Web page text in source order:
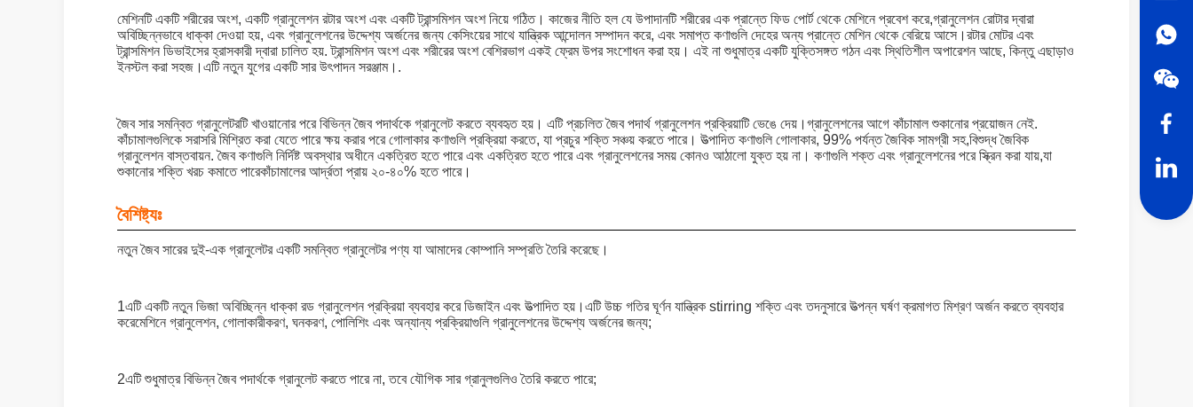
মেশিনটি একটি শরীরের অংশ, একটি গ্রানুলেশন রটার অংশ এবং একটি ট্রান্সমিশন অংশ নিয়ে গঠিত। কাজের নীতি হল যে উপাদানটি শরীরের এক প্রান্তে ফিড পোর্ট থেকে মেশিনে প্রবেশ করে,গ্রানুলেশন রোটার দ্বারা
অবিচ্ছিন্নভাবে ধাক্কা দেওয়া হয়, এবং গ্রানুলেশনের উদ্দেশ্য অর্জনের জন্য কেসিংয়ের সাথে যান্ত্রিক আন্দোলন সম্পাদন করে, এবং সমাপ্ত কণাগুলি দেহের অন্য প্রান্তে মেশিন থেকে বেরিয়ে আসে।রটার মোটর এবং
ট্রান্সমিশন ডিভাইসের হ্রাসকারী দ্বারা চালিত হয়. ট্রান্সমিশন অংশ এবং শরীরের অংশ বেশিরভাগ একই ফ্রেম উপর সংশোধন করা হয়। এই না শুধুমাত্র একটি যুক্তিসঙ্গত গঠন এবং স্থিতিশীল অপারেশন আছে, কিন্তু এছাড়াও
ইনস্টল করা সহজ।এটি নতুন যুগের একটি সার উৎপাদন সরঞ্জাম।.
জৈব সার সমন্বিত গ্রানুলেটরটি খাওয়ানোর পরে বিভিন্ন জৈব পদার্থকে গ্রানুলেট করতে ব্যবহৃত হয়। এটি প্রচলিত জৈব পদার্থ গ্রানুলেশন প্রক্রিয়াটি ভেঙে দেয়।গ্রানুলেশনের আগে কাঁচামাল শুকানোর প্রয়োজন নেই.
কাঁচামালগুলিকে সরাসরি মিশ্রিত করা যেতে পারে ক্ষয় করার পরে গোলাকার কণাগুলি প্রক্রিয়া করতে, যা প্রচুর শক্তি সঞ্চয় করতে পারে। উত্পাদিত কণাগুলি গোলাকার, 99% পর্যন্ত জৈবিক সামগ্রী সহ,বিশুদ্ধ জৈবিক
গ্রানুলেশন বাস্তবায়ন. জৈব কণাগুলি নির্দিষ্ট অবস্থার অধীনে একত্রিত হতে পারে এবং একত্রিত হতে পারে এবং গ্রানুলেশনের সময় কোনও আঠালো যুক্ত হয় না। কণাগুলি শক্ত এবং গ্রানুলেশনের পরে স্ক্রিন করা যায়,যা
শুকানোর শক্তি খরচ কমাতে পারেকাঁচামালের আর্দ্রতা প্রায় ২০-৪০% হতে পারে।
বৈশিষ্ট্যঃ
নতুন জৈব সারের দুই-এক গ্রানুলেটর একটি সমন্বিত গ্রানুলেটর পণ্য যা আমাদের কোম্পানি সম্প্রতি তৈরি করেছে।
1এটি একটি নতুন ভিজা অবিচ্ছিন্ন ধাক্কা রড গ্রানুলেশন প্রক্রিয়া ব্যবহার করে ডিজাইন এবং উত্পাদিত হয়।এটি উচ্চ গতির ঘূর্ণন যান্ত্রিক stirring শক্তি এবং তদনুসারে উত্পন্ন ঘর্ষণ ক্রমাগত মিশ্রণ অর্জন করতে ব্যবহার
করেমেশিনে গ্রানুলেশন, গোলাকারীকরণ, ঘনকরণ, পোলিশিং এবং অন্যান্য প্রক্রিয়াগুলি গ্রানুলেশনের উদ্দেশ্য অর্জনের জন্য;
2এটি শুধুমাত্র বিভিন্ন জৈব পদার্থকে গ্রানুলেট করতে পারে না, তবে যৌগিক সার গ্রানুলগুলিও তৈরি করতে পারে;